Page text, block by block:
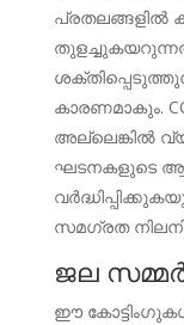
കാരണമാകും.
അല്ലെങ്കിൽ
ഘടനകളുടെ
സമഗ്രത
ജല
ഈ